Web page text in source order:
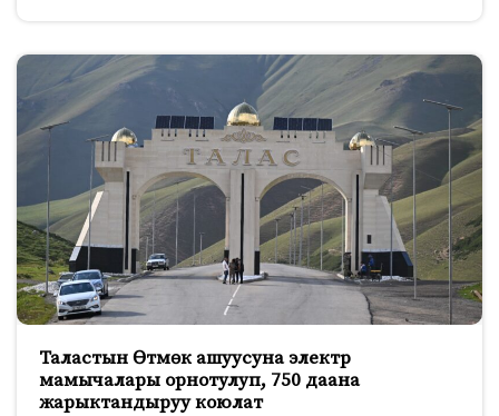
Таластын Өтмөк ашуусуна электр
мамычалары орнотулуп, 750 даана
жарыктандыруу коюлат